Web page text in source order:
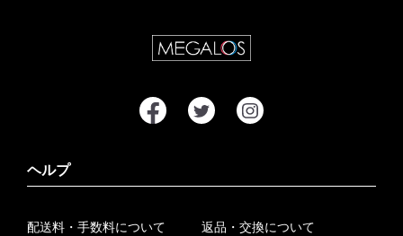
ヘルプ
配送料・手数料について
返品・交換について